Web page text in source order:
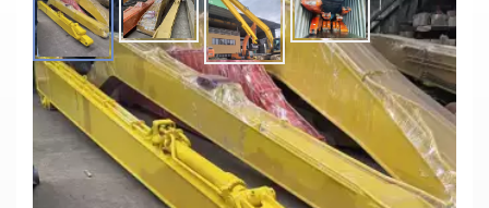
HENGWEI Personalización De Alta
Calidad Pluma De Excavadora De
Pluma Larga Pluma De Brazo De
Excavadora Larga De Largo Alcance